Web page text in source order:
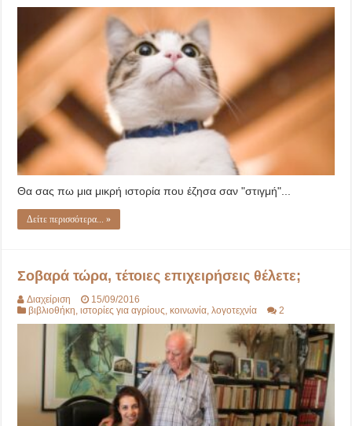
Θα σας πω μια μικρή ιστορία που έζησα σαν "στιγμή"...
Δείτε περισσότερα... »
Σοβαρά τώρα, τέτοιες επιχειρήσεις θέλετε;
Διαχείριση
15/09/2016
βιβλιοθήκη,ιστορίες για αγρίους,κοινωνία,λογοτεχνία 2